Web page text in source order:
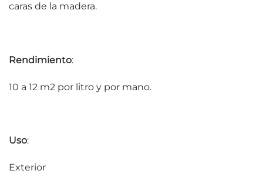
caras de la madera.
Rendimiento:
10 a 12 m2 por litro y por mano.
Uso:
Exterior